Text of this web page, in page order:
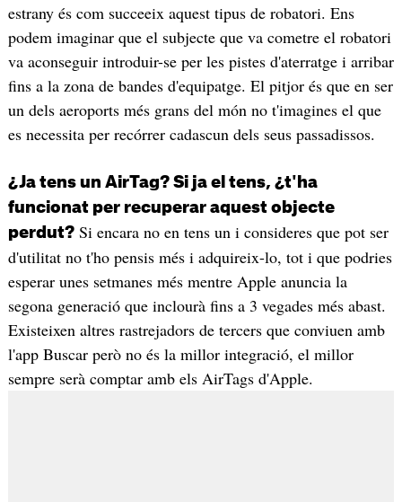
estrany és com succeeix aquest tipus de robatori. Ens
podem imaginar que el subjecte que va cometre el robatori
va aconseguir introduir-se per les pistes d'aterratge i arribar
fins a la zona de bandes d'equipatge. El pitjor és que en ser
un dels aeroports més grans del món no t'imagines el que
es necessita per recórrer cadascun dels seus passadissos.
¿Ja tens un AirTag? Si ja el tens, ¿t'ha
funcionat per recuperar aquest objecte
perdut?Si encara no en tens un i consideres que pot ser
d'utilitat no t'ho pensis més i adquireix-lo, tot i que podries
esperar unes setmanes més mentre Apple anuncia la
segona generació que inclourà fins a 3 vegades més abast.
Existeixen altres rastrejadors de tercers que conviuen amb
l'app Buscar però no és la millor integració, el millor
sempre serà comptar amb els AirTags d'Apple.